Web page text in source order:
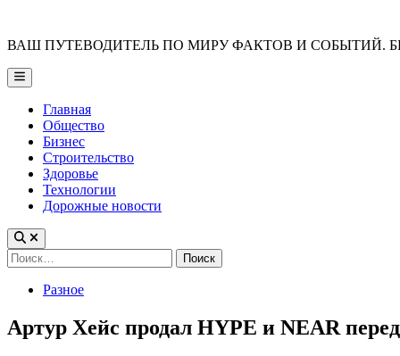
content
ВАШ ПУТЕВОДИТЕЛЬ ПО МИРУ ФАКТОВ И СОБЫТИЙ.
Main
Menu
Главная
Общество
Бизнес
Строительство
Здоровье
Технологии
Дорожные новости
Найти:
PostedРазное
Артур Хейс продал HYPE и NEAR